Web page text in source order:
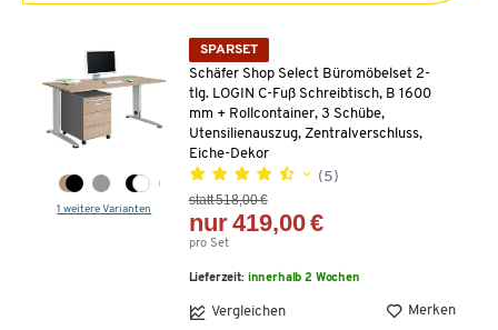
1 weitere Varianten
SPARSET
Schäfer Shop Select Büromöbelset 2-
tlg. LOGIN C-Fuß Schreibtisch, B 1600
mm + Rollcontainer, 3 Schübe,
Utensilienauszug, Zentralverschluss,
Eiche-Dekor
(5)
statt 518,00 €
nur 419,00 €
pro Set
Lieferzeit: innerhalb 2 Wochen
Vergleichen Merken